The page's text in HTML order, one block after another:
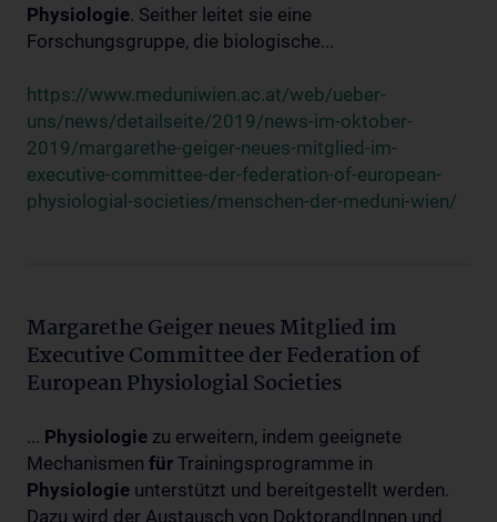
Physiologie. Seither leitet sie eine
Forschungsgruppe, die biologische...
https://www.meduniwien.ac.at/web/ueber-
uns/news/detailseite/2019/news-im-oktober-
2019/margarethe-geiger-neues-mitglied-im-
executive-committee-der-federation-of-european-
physiologial-societies/menschen-der-meduni-wien/
Margarethe Geiger neues Mitglied im
Executive Committee der Federation of
European Physiologial Societies
... Physiologie zu erweitern, indem geeignete
Mechanismen für Trainingsprogramme in
Physiologie unterstützt und bereitgestellt werden.
Dazu wird der Austausch von DoktorandInnen und